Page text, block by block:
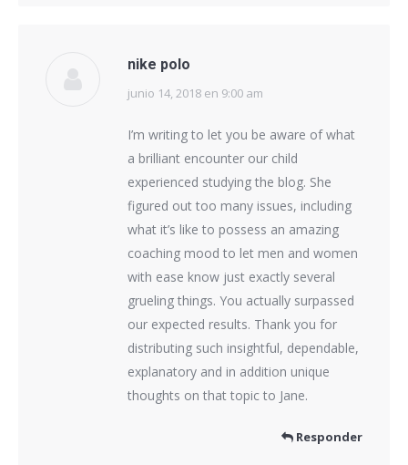
nike polo
dice:
junio 14, 2018 en 9:00 am
I’m writing to let you be aware of what
a brilliant encounter our child
experienced studying the blog. She
figured out too many issues, including
what it’s like to possess an amazing
coaching mood to let men and women
with ease know just exactly several
grueling things. You actually surpassed
our expected results. Thank you for
distributing such insightful, dependable,
explanatory and in addition unique
thoughts on that topic to Jane.
Responder